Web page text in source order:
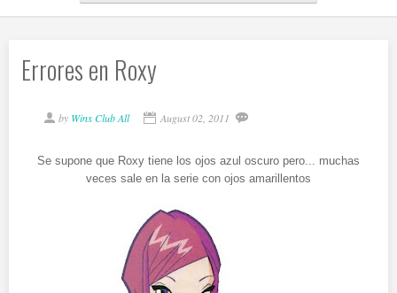
Errores en Roxy
by Winx Club All August 02, 2011
Se supone que Roxy tiene los ojos azul oscuro pero... muchas
veces sale en la serie con ojos amarillentos